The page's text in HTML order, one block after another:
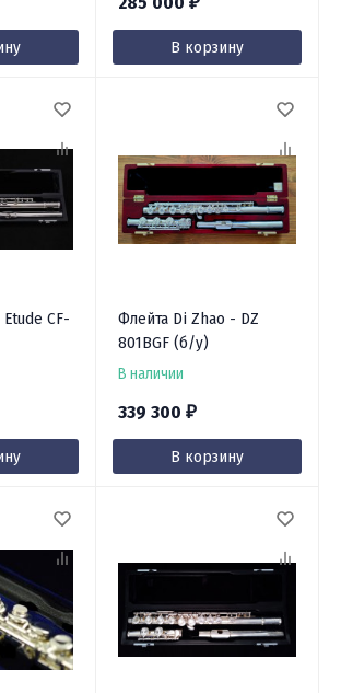
В корзину
CF-
Флейта Di Zhao - DZ
801BGF (б/у)
В наличии
339 300 ₽
В корзину